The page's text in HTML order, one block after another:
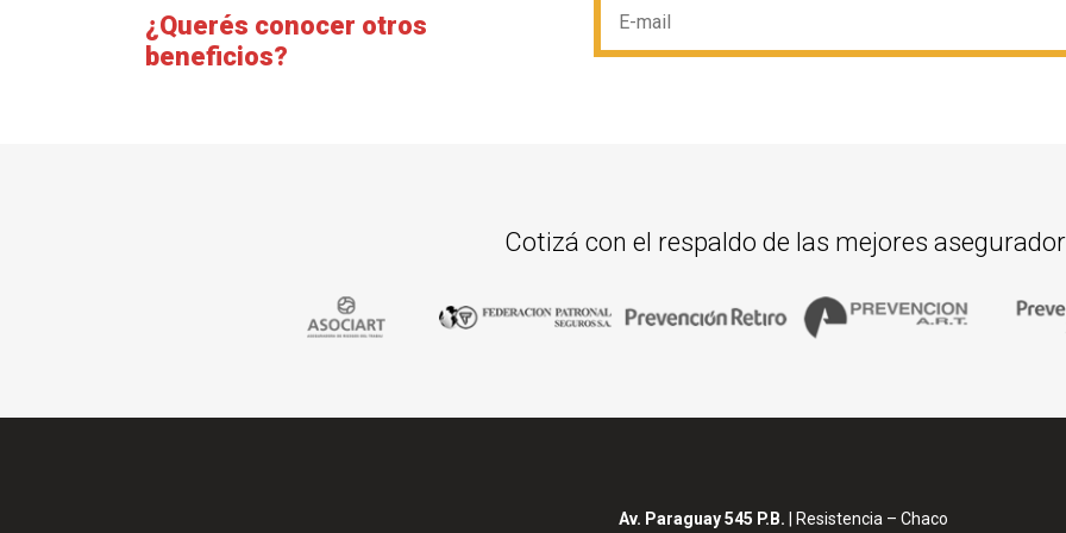
¿Querés conocer otros
beneficios?
Cotizá con el respaldo de las mejores
Av. Paraguay 545 P.B. | Resistencia – Chaco